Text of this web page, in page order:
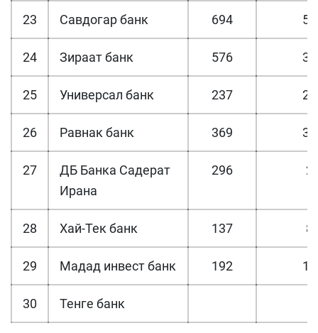
23 Савдогар банк 694
24 Зираат банк 576
25 Универсал банк 237
26 Равнак банк 369
27
ДБ Банка Садерат
Ирана
296
28 Хай-Тек банк 137
29 Мадад инвест банк 192
30 Тенге банк